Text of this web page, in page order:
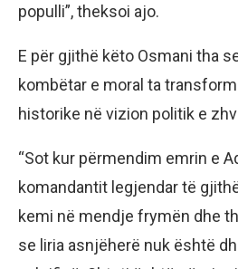
populli”, theksoi ajo.
E për gjithë këto Osmani tha
kombëtar e moral ta
historike në vizion politik e
“Sot kur përmendim emrin e
komandantit legjendar të
kemi në mendje frymën dhe
se liria asnjëherë nuk është